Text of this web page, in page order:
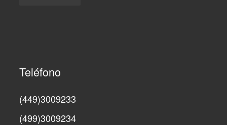
Teléfono
(449)3009233
(499)3009234